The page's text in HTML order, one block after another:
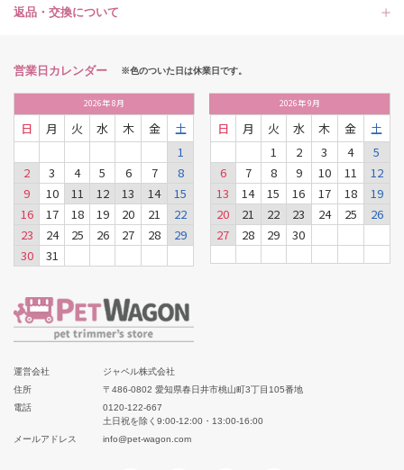
返品・交換について
営業日カレンダー ※色のついた日は休業日です。
2026年8月
日 月 火 水 木 金
土
1
2
3 4 5 6 7
8
9
10 11 12 13 14
15
16
17 18 19 20 21
22
23
24 25 26 27 28
29
30
31
2026年9月
日 月 火 水 木 金
土
1
2 3 4
5
6
7 8 9 10 11
12
13
14 15 16 17 18
19
20
21 22 23 24 25
26
27
28 29 30
運営会社
ジャペル株式会社
住所
〒486-0802 愛知県春日井市桃山町3丁目105番地
電話
0120-122-667
土日祝を除く9:00-12:00・13:00-16:00
メールアドレス
info@pet-wagon.com